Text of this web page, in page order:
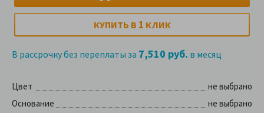
КУПИТЬ В 1 КЛИК
В рассрочку без переплаты за 7,510 руб. в месяц
Цвет
не выбрано
Основание
не выбрано